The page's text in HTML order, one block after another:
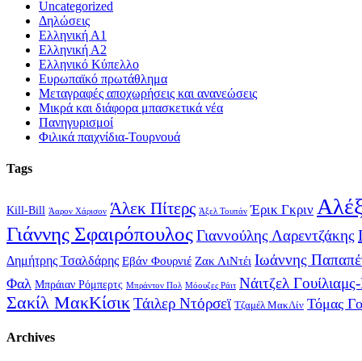
Uncategorized
Δηλώσεις
Ελληνική Α1
Ελληνική Α2
Ελληνικό Κύπελλο
Ευρωπαϊκό πρωτάθλημα
Μεταγραφές αποχωρήσεις και ανανεώσεις
Μικρά και διάφορα μπασκετικά νέα
Πανηγυρισμοί
Φιλικά παιχνίδια-Τουρνουά
Tags
Kill-Bill Άαρον Χάρισον Άλεκ Πίτερς Άξελ Τουπάν Έρικ Γκριν
Γιάννης ΣφαιρόπουλοςΓιαννούλης Λαρεντζάκης
Δημήτρης Τσαλδάρης Εβάν Φουρνιέ Ζακ ΛιΝτέι Ιωάννης
Φαλ Μπράιαν Ρόμπερτς Μπράντον Πολ Μόουζες Ράιτ Νάιτζελ
Σακίλ ΜακΚίσικ Τάιλερ Ντόρσεϊ Τζαμέλ ΜακΛίν Τόμας
Archives